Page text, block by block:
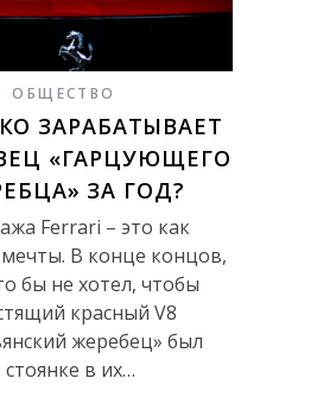
ОБЩЕСТВО
ЗАРАБАТЫВАЕТ
«ГАРЦУЮЩЕГО
ЗА ГОД?
Ferrari – это как
В конце концов,
бы не хотел, чтобы
красный V8
жеребец» был
стоянке в их…